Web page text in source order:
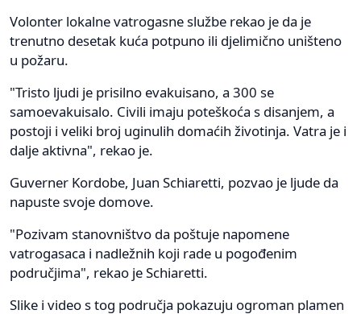
Volonter lokalne vatrogasne službe rekao je da je
trenutno desetak kuća potpuno ili djelimično uništeno
u požaru.
"Tristo ljudi je prisilno evakuisano, a 300 se
samoevakuisalo. Civili imaju poteškoća s disanjem, a
postoji i veliki broj uginulih domaćih životinja. Vatra je i
dalje aktivna", rekao je.
Guverner Kordobe, Juan Schiaretti, pozvao je ljude da
napuste svoje domove.
"Pozivam stanovništvo da poštuje napomene
vatrogasaca i nadležnih koji rade u pogođenim
područjima", rekao je Schiaretti.
Slike i video s tog područja pokazuju ogroman plamen